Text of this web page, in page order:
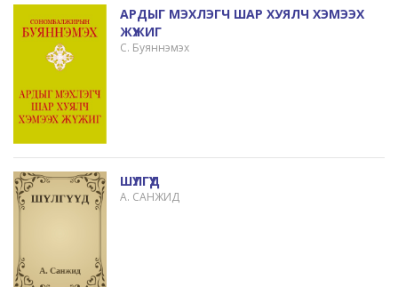
АРДЫГ МЭХЛЭГЧ ШАР ХУЯЛЧ ХЭМЭЭХ
ЖҮЖИГ
С. Буяннэмэх
ШҮЛГҮҮД
А. САНЖИД